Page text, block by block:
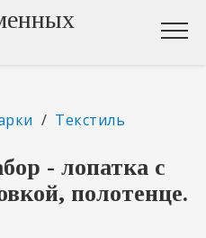
/ Текстиль
- лопатка с
полотенце.